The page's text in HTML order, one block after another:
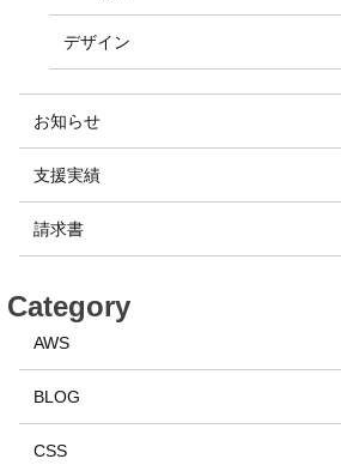
デザイン
お知らせ
支援実績
請求書
Category
AWS
BLOG
CSS